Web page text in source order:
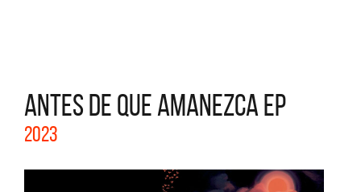
ANTES DE QUE AMANEZCA EP
2023